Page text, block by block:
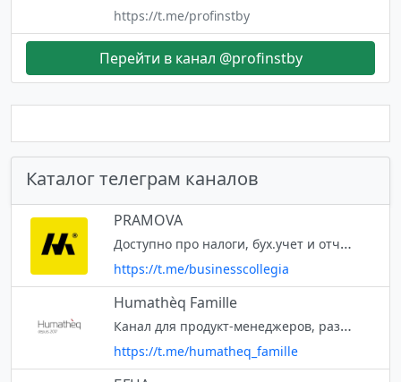
https://t.me/profinstby
Перейти в канал @profinstby
Каталог телеграм каналов
PRAMOVA
Доступно про налоги, бух.учет и отчетность в Беларуси. Для владельцев, директоров, финансовых специалистов, в том числе IT-компаний. Канал группы PRAMOVA pramova.by По вопросам обращайтесь @Denis_Kastsian, @Yuriy_Kardymon
https://t.me/businesscollegia
Humathèq Famille
Канал для продукт-менеджеров, разработчиков, маркетологов. Здесь всё про поиск идей новых продуктов, продуктовый дизайн, решение инженерных задач, запуск продуктов на рынок. Про управление продуктами и продуктовым ассортимент
https://t.me/humatheq_famille